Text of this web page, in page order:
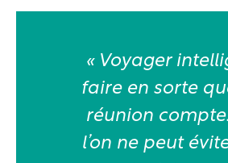
« Voyager
faire en sorte
réunion
l’on ne peut